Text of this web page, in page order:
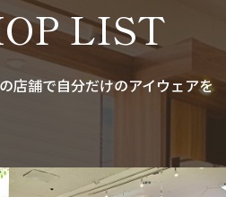
LIST
店舗で自分だけのアイウェアを